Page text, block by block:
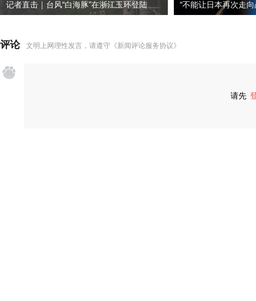
记者直击｜台风“白海豚”在浙江玉环登陆 “不能让日本再次走向
评论 文明上网理性发言，请遵守 《新闻评论服务协议》
请先